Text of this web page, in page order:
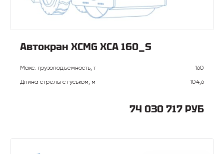
Автокран XCMG XCA 160_S
Макс. грузоподъемность, т
160
Длина стрелы с гуськом, м
104,6
74 030 717 РУБ